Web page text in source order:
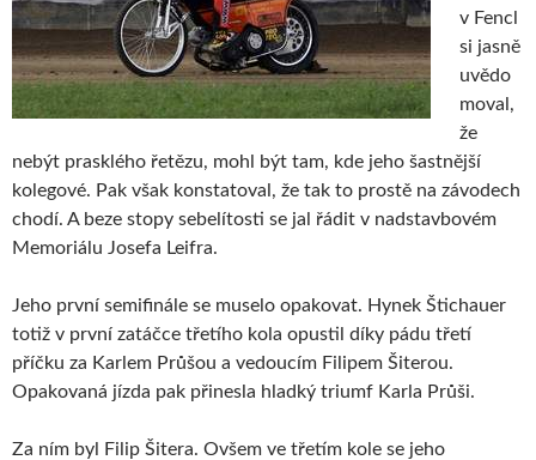
v Fencl
si jasně
uvědo
moval,
že
nebýt prasklého řetězu, mohl být tam, kde jeho šastnější
kolegové. Pak však konstatoval, že tak to prostě na závodech
chodí. A beze stopy sebelítosti se jal řádit v nadstavbovém
Memoriálu Josefa Leifra.
Jeho první semifinále se muselo opakovat. Hynek Štichauer
totiž v první zatáčce třetího kola opustil díky pádu třetí
příčku za Karlem Průšou a vedoucím Filipem Šiterou.
Opakovaná jízda pak přinesla hladký triumf Karla Průši.
Za ním byl Filip Šitera. Ovšem ve třetím kole se jeho